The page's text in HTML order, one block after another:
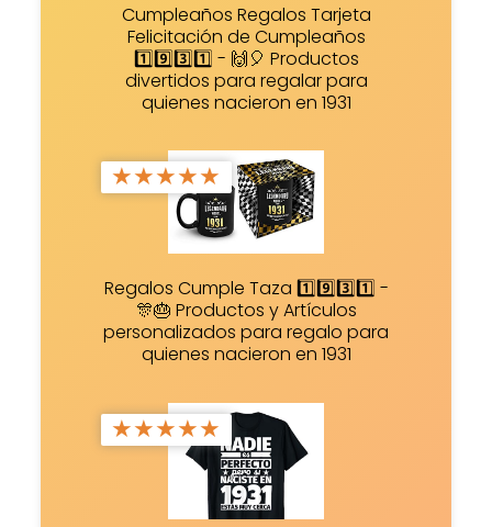
Cumpleaños Regalos Tarjeta
Felicitación de Cumpleaños
1️⃣9️⃣3️⃣1️⃣ - 🙌🎈 Productos
divertidos para regalar para
quienes nacieron en 1931
★★★★★
Regalos Cumple Taza 1️⃣9️⃣3️⃣1️⃣ -
🎊🎂 Productos y Artículos
personalizados para regalo para
quienes nacieron en 1931
★★★★★